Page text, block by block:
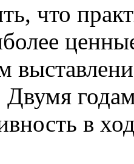
что
в